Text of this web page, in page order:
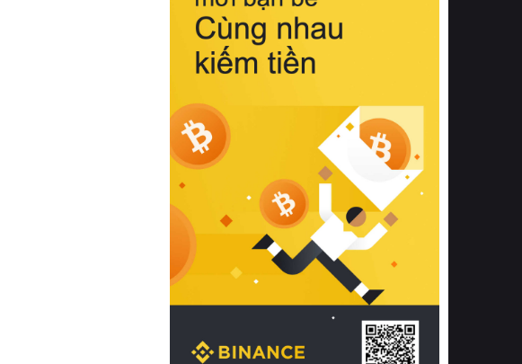
cột sống.
Bên cạnh đó, việc lựa chọn các dòng
sản phẩm đạt chuẩn chất lượng quốc
tế còn giúp ngăn ngừa tình trạng kích
khuẩn và nấm mốc trong điều kiện
thời tiết nóng ẩm. Bạn có thể tìm hiểu
thêm các nghiên cứu khoa học về tác
động của giấc ngủ và môi trường
phòng ngủ đối với sức khỏe con
người tại Sleep Foundation (External
Link) để có cái nhìn toàn diện hơn.
2. Các tiêu chí vàng khi lựa chọn
chăn ga gối đệm cao cấp cho phòng
ngủ
Để sở hữu một bộ chăn ga gối đệm
cao cấp hoàn hảo cả về thẩm mỹ lẫn
công năng, người tiêu dùng cần cân
nhắc kỹ lưỡng các tiêu chí quan trọng